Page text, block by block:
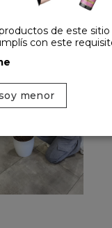
de este
con este